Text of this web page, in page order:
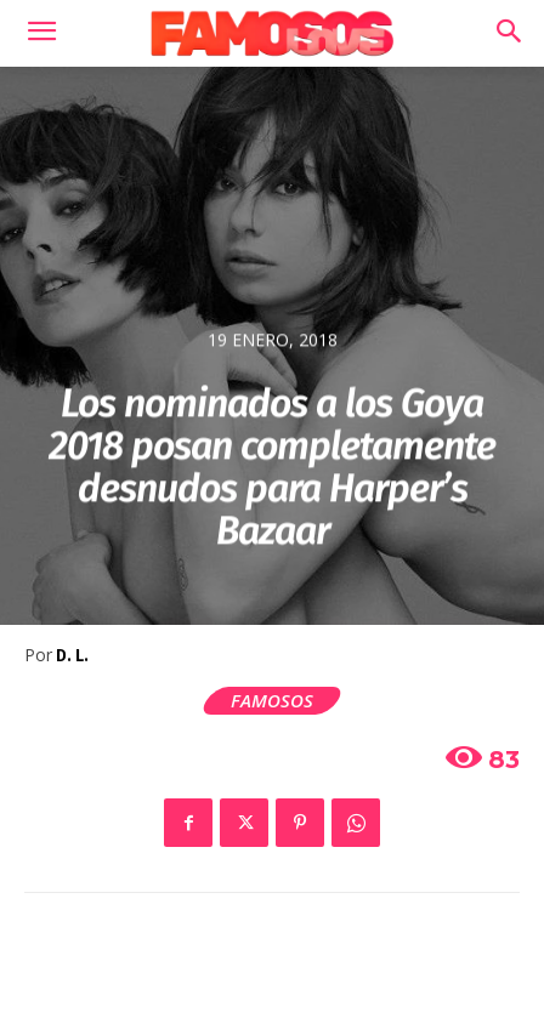
19 ENERO, 2018
Los nominados a los Goya
2018 posan completamente
desnudos para Harper’s
Bazaar
Por D. L.
FAMOSOS
83